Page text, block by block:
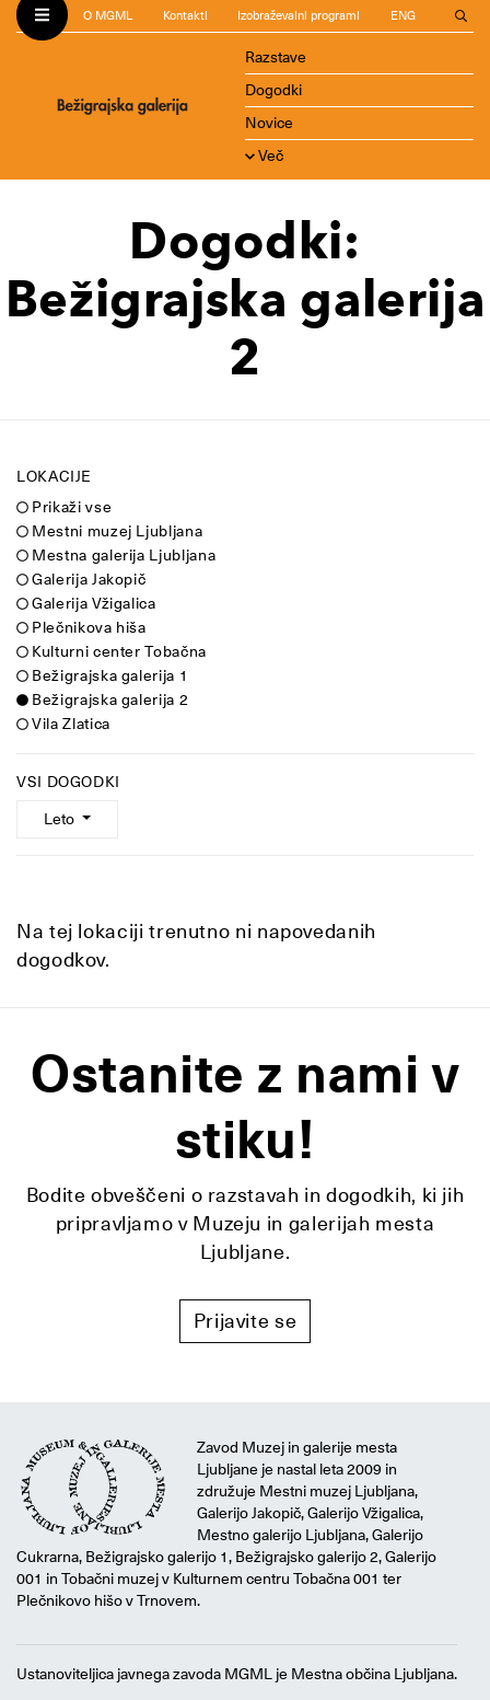
O MGML Kontakti Izobraževalni programi ENG
Razstave
Dogodki
Novice
Več
Dogodki:
Bežigrajska galerija
2
LOKACIJE
Prikaži vse
Mestni muzej Ljubljana
Mestna galerija Ljubljana
Galerija Jakopič
Galerija Vžigalica
Plečnikova hiša
Kulturni center Tobačna
Bežigrajska galerija 1
Bežigrajska galerija 2
Vila Zlatica
VSI DOGODKI
Leto
Na tej lokaciji trenutno ni napovedanih
dogodkov.
Ostanite z nami v
stiku!
Bodite obveščeni o razstavah in dogodkih, ki jih
pripravljamo v Muzeju in galerijah mesta
Ljubljane.
Prijavite se
Zavod Muzej in galerije mesta
Ljubljane je nastal leta 2009 in
združuje Mestni muzej Ljubljana,
Galerijo Jakopič, Galerijo Vžigalica,
Mestno galerijo Ljubljana, Galerijo
Cukrarna, Bežigrajsko galerijo 1, Bežigrajsko galerijo 2, Galerijo
001 in Tobačni muzej v Kulturnem centru Tobačna 001 ter
Plečnikovo hišo v Trnovem.
Ustanoviteljica javnega zavoda MGML je Mestna občina Ljubljana.